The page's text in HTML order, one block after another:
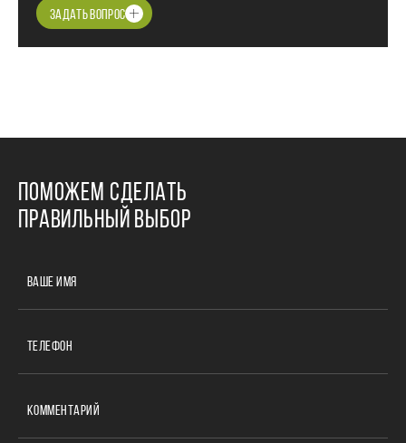
ЗАДАТЬ ВОПРОС
ПОМОЖЕМ СДЕЛАТЬ
ПРАВИЛЬНЫЙ ВЫБОР
ВАШЕ ИМЯ
ТЕЛЕФОН
КОММЕНТАРИЙ